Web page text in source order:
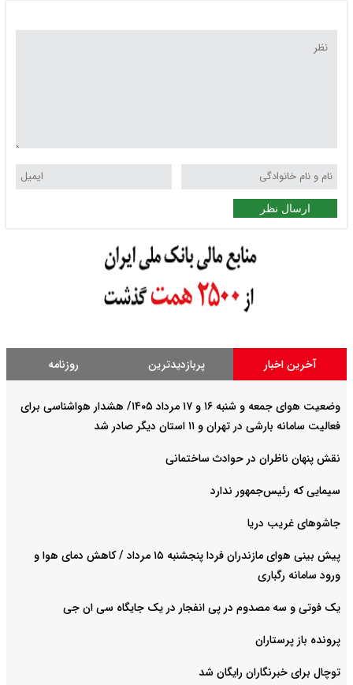
ارسال نظر
آخرین اخبار پربازدیدترین روزنامه
وضعیت هوای جمعه و شنبه ۱۶ و ۱۷ مرداد ۱۴۰۵/ هشدار هواشناسی برای
فعالیت سامانه بارشی در تهران و ۱۱ استان دیگر صادر شد
نقش پنهان ناظران در حوادث ساختمانی
سیمایی که رئیس‌جمهور ندارد
جاشوهای غریب دریا
پیش بینی هوای مازندران فردا پنجشنبه ۱۵ مرداد / کاهش دمای هوا و
ورود سامانه رگباری
یک فوتی و سه مصدوم در پی انفجار در یک جایگاه سی ان جی
پرونده باز پرستاران
توچال برای خبرنگاران رایگان شد